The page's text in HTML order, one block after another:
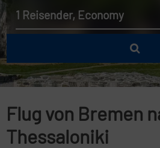
1 Reisender, Economy
Flug von Bremen
Thessaloniki